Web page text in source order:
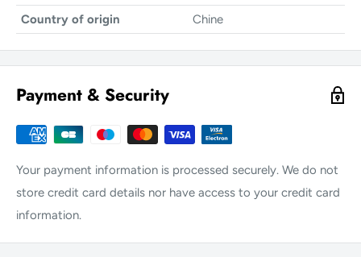
Country of origin
Chine
Payment & Security
Your payment information is processed securely. We do not
store credit card details nor have access to your credit card
information.